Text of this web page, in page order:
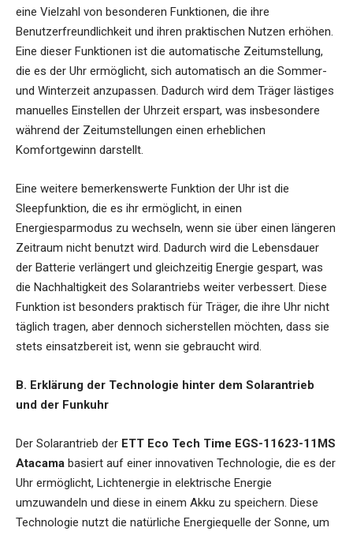
eine Vielzahl von besonderen Funktionen, die ihre
Benutzerfreundlichkeit und ihren praktischen Nutzen erhöhen.
Eine dieser Funktionen ist die automatische Zeitumstellung,
die es der Uhr ermöglicht, sich automatisch an die Sommer-
und Winterzeit anzupassen. Dadurch wird dem Träger lästiges
manuelles Einstellen der Uhrzeit erspart, was insbesondere
während der Zeitumstellungen einen erheblichen
Komfortgewinn darstellt.
Eine weitere bemerkenswerte Funktion der Uhr ist die
Sleepfunktion, die es ihr ermöglicht, in einen
Energiesparmodus zu wechseln, wenn sie über einen längeren
Zeitraum nicht benutzt wird. Dadurch wird die Lebensdauer
der Batterie verlängert und gleichzeitig Energie gespart, was
die Nachhaltigkeit des Solarantriebs weiter verbessert. Diese
Funktion ist besonders praktisch für Träger, die ihre Uhr nicht
täglich tragen, aber dennoch sicherstellen möchten, dass sie
stets einsatzbereit ist, wenn sie gebraucht wird.
B. Erklärung der Technologie hinter dem Solarantrieb
und der Funkuhr
Der Solarantrieb der ETT Eco Tech Time EGS-11623-11MS
Atacama basiert auf einer innovativen Technologie, die es der
Uhr ermöglicht, Lichtenergie in elektrische Energie
umzuwandeln und diese in einem Akku zu speichern. Diese
Technologie nutzt die natürliche Energiequelle der Sonne, um